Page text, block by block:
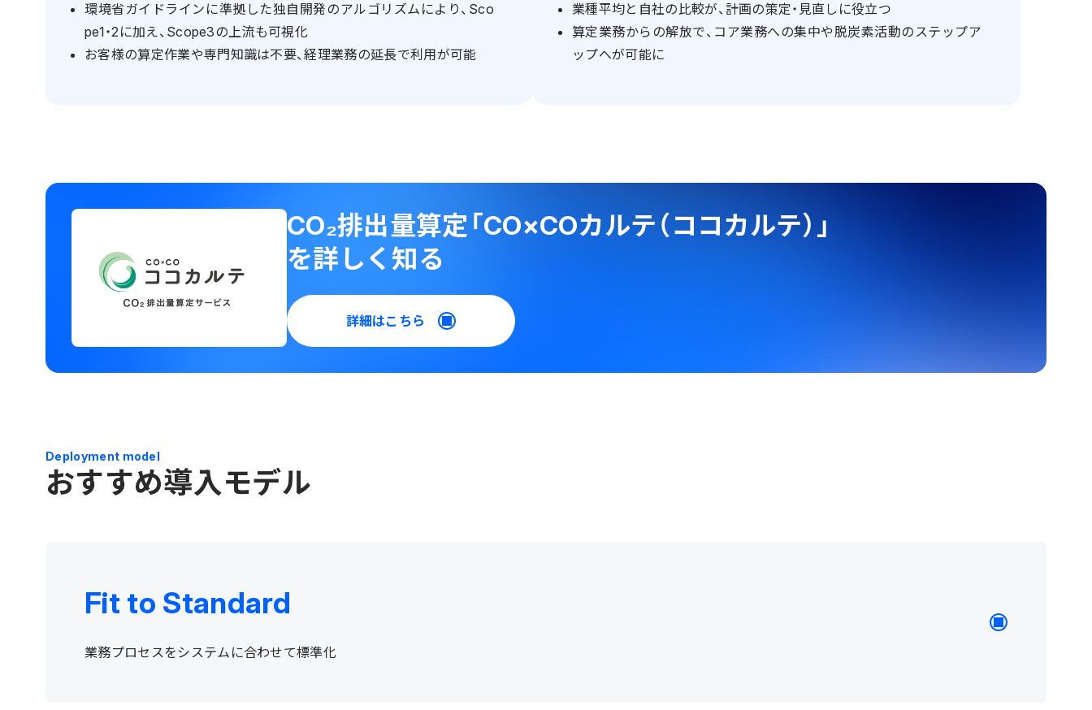
環境省ガイドラインに準拠した独自開発のアルゴリズムにより、Sco
pe1・2に加え、Scope3の上流も可視化
お客様の算定作業や専門知識は不要、経理業務の延長で利用が可能
業種平均と自社の比較が、計画の策定・見直しに役立つ
算定業務からの解放で、コア業務への集中や脱炭素活動のステップア
ップへが可能に
CO₂排出量算定「CO×COカルテ（ココカルテ）」
を詳しく知る
詳細はこちら
Deployment model
おすすめ導入モデル
Fit to Standard
業務プロセスをシステムに合わせて標準化